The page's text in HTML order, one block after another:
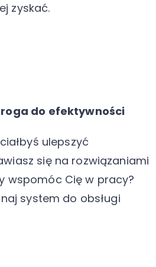
zyskać.
do efektywności
ulepszyć
się na rozwiązaniami
wspomóc Cię w pracy?
system do obsługi